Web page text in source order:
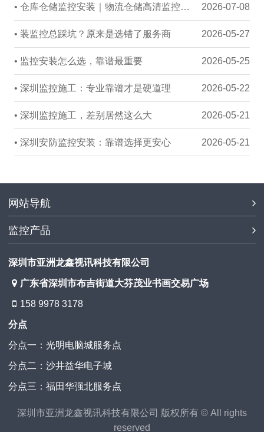
2026-07-08
2026-05-27
• 装监控总踩坑？原来是选错了服务商
2026-05-25
• 监控安装怎么选，靠谱最重要
2026-05-22
• 深圳监控施工：专业靠谱才是硬道理
2026-05-21
• 深圳监控施工，差别居然这么大
2026-05-21
• 深圳安防监控安装：靠谱选择更安心
网站导航
监控产品
深圳市亚洲龙鑫视讯科技有限公司
广东省深圳市布吉街道大芬茂业书画交易广场
158 9978 3178
分点
分点一：光明电脑城服务点
分点二：沙井益华电子城
分点三：福田华强北服务点
深圳市亚洲龙鑫视讯科技有限公司 版权所有 © All rights
reserved